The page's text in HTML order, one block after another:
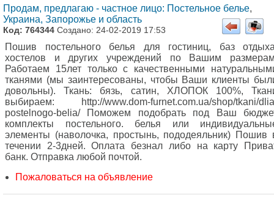
Продам, предлагаю - частное лицо: Постельное белье,
Украина, Запорожье и область
Код: 764344 Создано: 24-02-2019 17:53
Пошив постельного белья для гостиниц, баз
хостелов и других учреждений по Вашим
Работаем 15лет только с качественными
тканями (мы заинтересованы, чтобы Ваши клиенты
довольны). Ткань: бязь, сатин, ХЛОПОК 100%,
выбираем: http://www.dom-furnet.com.ua/shop/tkani/
postelnogo-belia/ Поможем подобрать под Ваш
комплекты постельного. белья или
элементы (наволочка, простынь, пододеяльник) Пошив
течении 2-3дней. Оплата безнал либо на карту
банк. Отправка любой почтой.
Пожаловаться на объявление